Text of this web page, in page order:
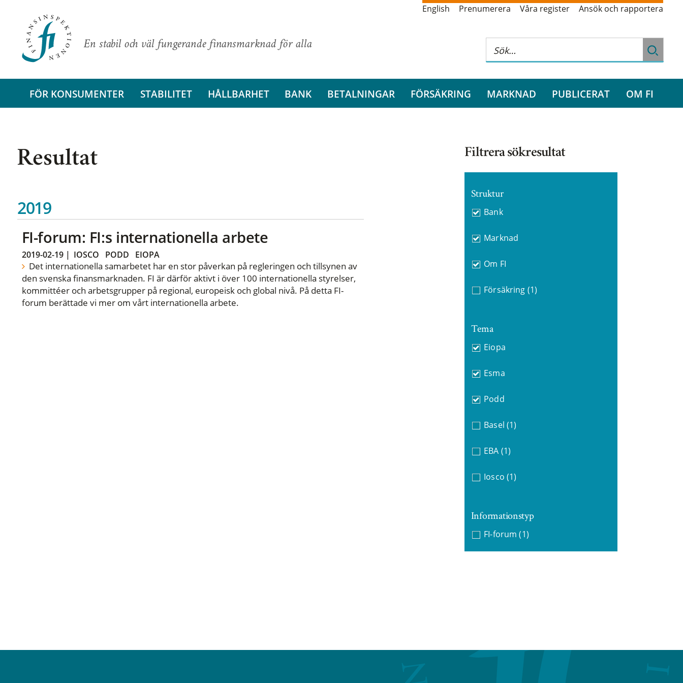
En stabil och väl fungerande finansmarknad för alla
English Prenumerera Våra register Ansök och rapportera
FÖR KONSUMENTER STABILITET HÅLLBARHET BANK BETALNINGAR FÖRSÄKRING MARKNAD PUBLICERAT OM FI
Resultat
2019
FI-forum: FI:s internationella arbete
2019-02-19| IOSCO PODD EIOPA
Det internationella samarbetet har en stor påverkan på regleringen och tillsynen av
den svenska finansmarknaden. FI är därför aktivt i över 100 internationella styrelser,
kommittéer och arbetsgrupper på regional, europeisk och global nivå. På detta FI-
forum berättade vi mer om vårt internationella arbete.
Filtrera sökresultat
Struktur
Bank
Marknad
Om FI
Försäkring (1)
Tema
Eiopa
Esma
Podd
Basel (1)
EBA (1)
Iosco (1)
Informationstyp
FI-forum (1)